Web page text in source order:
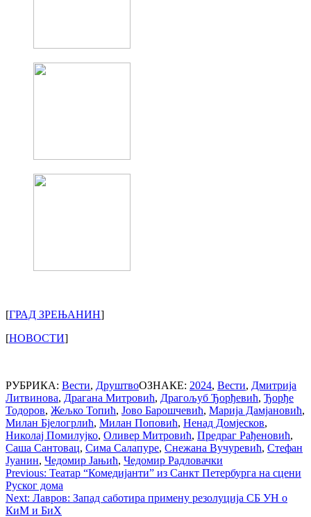
[ГРАД ЗРЕЊАНИН]
[НОВОСТИ]
РУБРИКА: Вести, ДруштвоОЗНАКЕ: 2024, Вести, Дмитрија
Литвинова, Драгана Митровић, Драгољуб Ђорђевић, Ђорђе
Тодоров, Жељко Топић, Јово Барошчевић, Марија Дамјановић,
Милан Бјелогрлић, Милан Поповић, Ненад Домјесков,
Николај Помилујко, Оливер Митровић, Предраг Рађеновић,
Саша Сантовац, Сима Салапуре, Снежана Вучуревић, Стефан
Јуанин, Чедомир Јањић, Чедомир Радловачки
Post
navigation
Previous: Театар “Комедијанти” из Санкт Петербурга на сцени
Руског дома
Next: Лавров: Запад саботира примену резолуција СБ УН о
КиМ и БиХ